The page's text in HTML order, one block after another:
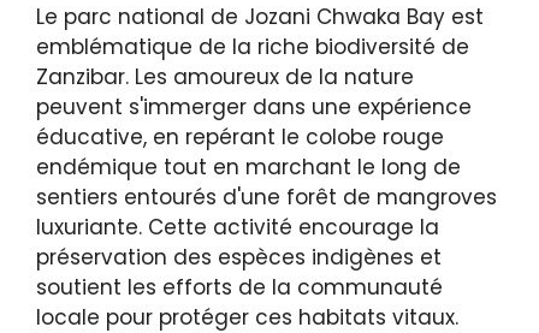
Le parc national de Jozani Chwaka Bay est
emblématique de la riche biodiversité de
Zanzibar. Les amoureux de la nature
peuvent s'immerger dans une expérience
éducative, en repérant le colobe rouge
endémique tout en marchant le long de
sentiers entourés d'une forêt de mangroves
luxuriante. Cette activité encourage la
préservation des espèces indigènes et
soutient les efforts de la communauté
locale pour protéger ces habitats vitaux.